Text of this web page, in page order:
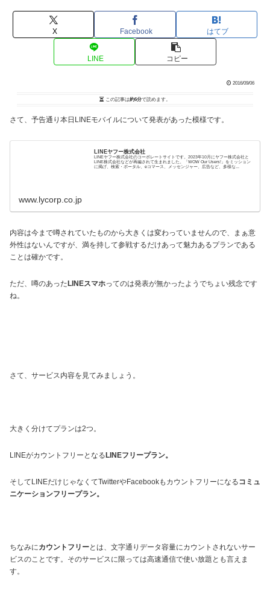
X Facebook はてブ
LINE コピー
2016/09/06
この記事は約6分で読めます。
さて、予告通り本日LINEモバイルについて発表があった模様です。
LINEヤフー株式会社
LINEヤフー株式会社のコーポレートサイトです。2023年10月にヤフー株式会社と
LINE株式会社などが再編されて生まれました。「WOW Our Users!」をミッション
に掲げ、検索・ポータル、eコマース、メッセンジャー、広告など、多様な...
www.lycorp.co.jp
内容は今まで噂されていたものから大きくは変わっていませんので、まぁ意
外性はないんですが、満を持して参戦するだけあって魅力あるプランである
ことは確かです。
ただ、噂のあった LINEスマホってのは発表が無かったようでちょい残念です
ね。
さて、サービス内容を見てみましょう。
大きく分けてプランは2つ。
LINEがカウントフリーとなる LINEフリープラン。
そしてLINEだけじゃなくてTwitterやFacebookもカウントフリーになるコミュ
ニケーションフリープラン。
ちなみにカウントフリーとは、文字通りデータ容量にカウントされないサー
ビスのことです。そのサービスに限っては高速通信で使い放題とも言えま
す。